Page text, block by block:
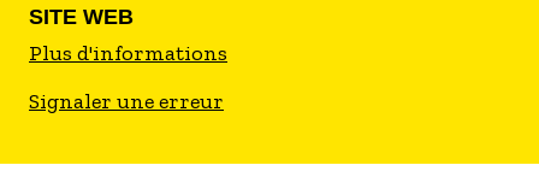
une qualité et une approche éthique de la
fabrication de parfums.
Le showroom est ouvert au public sur rendez-
Les Ateliers Découverte Parfum se réservent sur
SITE WEB
Plus d'informations
Signaler une erreur